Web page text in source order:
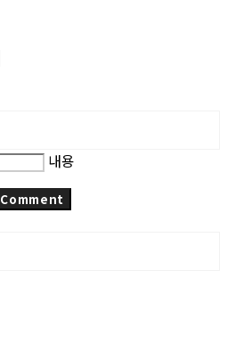
내용
Comment